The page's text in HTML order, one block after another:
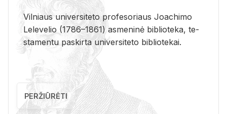
Vil­niaus uni­ver­si­te­to pro­fe­so­riaus Jo­a­chi­mo
Le­le­ve­lio (1786–1861) as­me­ni­nė bi­b­lio­te­ka, te­
sta­men­tu pa­skir­ta uni­ver­si­te­to bi­b­lio­te­kai.
PERŽIŪRĖTI